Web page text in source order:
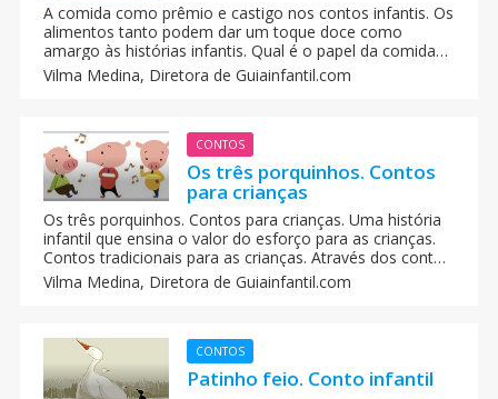
A comida como prêmio e castigo nos contos infantis. Os
alimentos tanto podem dar um toque doce como
amargo às histórias infantis. Qual é o papel da comida
nos contos para crianças.
Vilma Medina, Diretora de Guiainfantil.com
CONTOS
Os três porquinhos. Contos
para crianças
Os três porquinhos. Contos para crianças. Uma história
infantil que ensina o valor do esforço para as crianças.
Contos tradicionais para as crianças. Através dos contos
as crianças podem aprender alguns valores.
Vilma Medina, Diretora de Guiainfantil.com
CONTOS
Patinho feio. Conto infantil